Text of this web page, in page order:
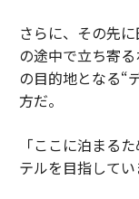
さらに、その先
の途中で立ち寄
の目的地となる“
方だ。
「ここに泊まる
テルを目指してい